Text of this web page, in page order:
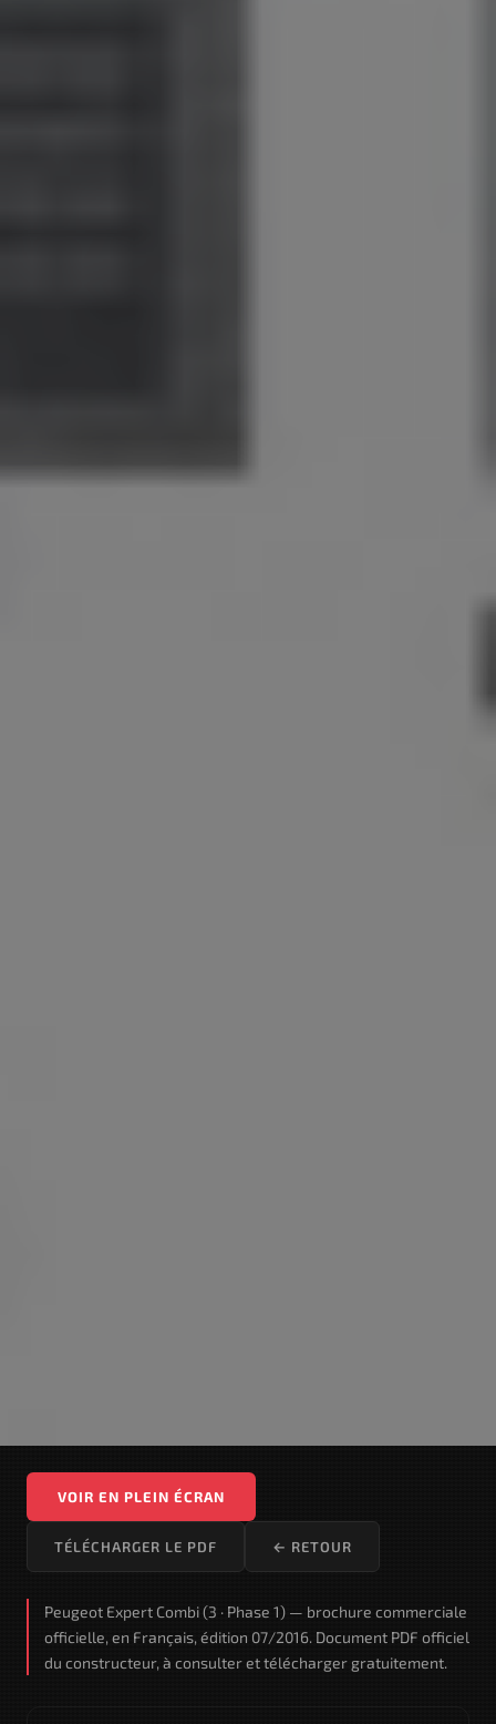
VOIR EN PLEIN ÉCRAN
TÉLÉCHARGER LE PDF ← RETOUR
Peugeot Expert Combi (3 · Phase 1) — brochure commerciale
officielle, en Français, édition 07/2016. Document PDF officiel
du constructeur, à consulter et télécharger gratuitement.